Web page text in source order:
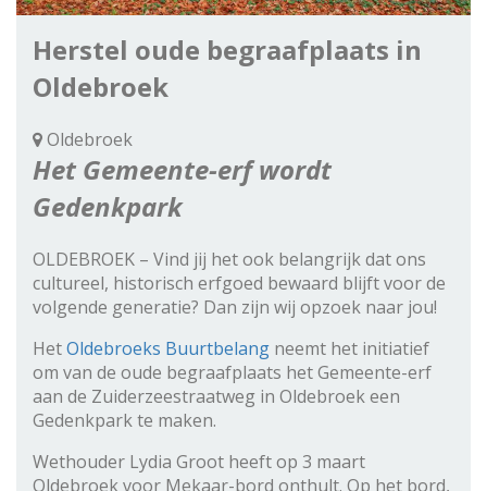
Herstel oude begraafplaats in
Oldebroek
Oldebroek
Het Gemeente-erf wordt
Gedenkpark
OLDEBROEK – Vind jij het ook belangrijk dat ons
cultureel, historisch erfgoed bewaard blijft voor de
volgende generatie? Dan zijn wij opzoek naar jou!
HetOldebroeks Buurtbelang neemt het initiatief
om van de oude begraafplaats het Gemeente-erf
aan de Zuiderzeestraatweg in Oldebroek een
Gedenkpark te maken.
Wethouder Lydia Groot heeft op 3 maart
Oldebroek voor Mekaar-bord onthult. Op het bord,